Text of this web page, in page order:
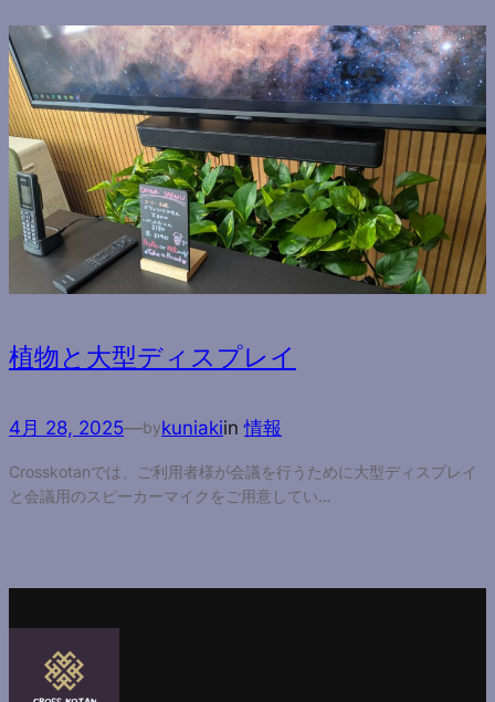
植物と大型ディスプレイ
4月 28, 2025—bykuniakiin情報
Crosskotanでは、ご利用者様が会議を行うために大型ディスプレイ
と会議用のスピーカーマイクをご用意してい…